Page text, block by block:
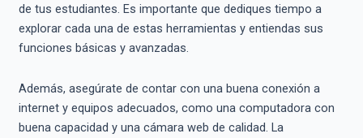
de tus estudiantes. Es importante que dediques tiempo a
explorar cada una de estas herramientas y entiendas sus
funciones básicas y avanzadas.
Además, asegúrate de contar con una buena conexión a
internet y equipos adecuados, como una computadora con
buena capacidad y una cámara web de calidad. La